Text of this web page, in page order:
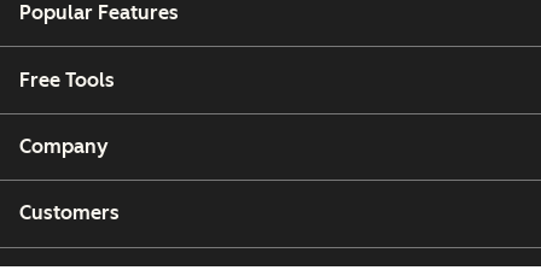
Popular Features
Free Tools
Company
Customers